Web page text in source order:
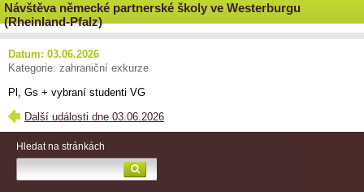
Návštěva německé partnerské školy ve Westerburgu
(Rheinland-Pfalz)
Datum: 03.06.2026
Kategorie: zahraniční exkurze
Pl, Gs + vybraní studenti VG
Další události dne 03.06.2026
Hledat na stránkách